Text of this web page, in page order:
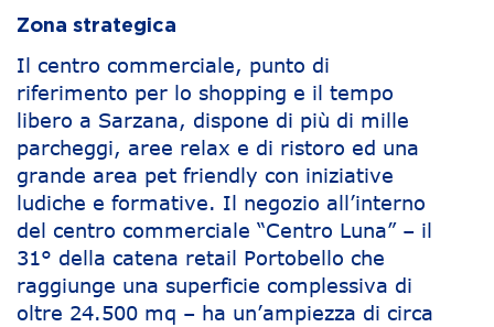
Zona strategica
Il centro commerciale, punto di
riferimento per lo shopping e il tempo
libero a Sarzana, dispone di più di mille
parcheggi, aree relax e di ristoro ed una
grande area pet friendly con iniziative
ludiche e formative. Il negozio all’interno
del centro commerciale “Centro Luna” – il
31° della catena retail Portobello che
raggiunge una superficie complessiva di
oltre 24.500 mq – ha un’ampiezza di circa